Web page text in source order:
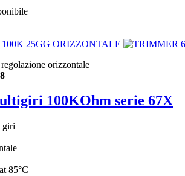
orizzontale
100KOhm serie 67X
giri
85°C